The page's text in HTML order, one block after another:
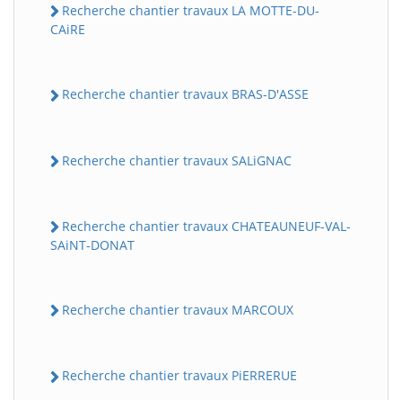
Recherche chantier travaux LA MOTTE-DU-
CAiRE
Recherche chantier travaux BRAS-D'ASSE
Recherche chantier travaux SALiGNAC
Recherche chantier travaux CHATEAUNEUF-VAL-
SAiNT-DONAT
Recherche chantier travaux MARCOUX
Recherche chantier travaux PiERRERUE